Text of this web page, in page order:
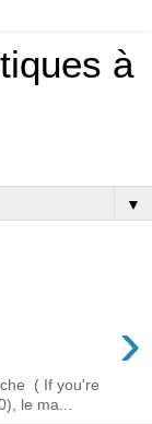
à
▼
›
( If you're
le ma...